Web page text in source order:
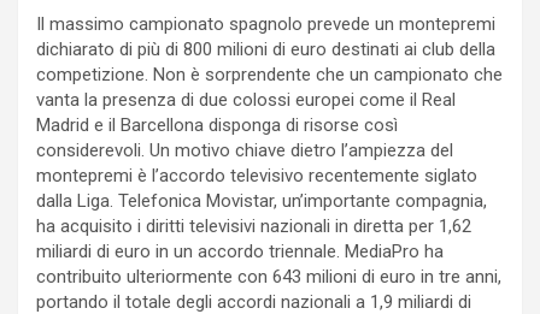
Il massimo campionato spagnolo prevede un montepremi
dichiarato di più di 800 milioni di euro destinati ai club della
competizione. Non è sorprendente che un campionato che
vanta la presenza di due colossi europei come il Real
Madrid e il Barcellona disponga di risorse così
considerevoli. Un motivo chiave dietro l’ampiezza del
montepremi è l’accordo televisivo recentemente siglato
dalla Liga. Telefonica Movistar, un’importante compagnia,
ha acquisito i diritti televisivi nazionali in diretta per 1,62
miliardi di euro in un accordo triennale. MediaPro ha
contribuito ulteriormente con 643 milioni di euro in tre anni,
portando il totale degli accordi nazionali a 1,9 miliardi di